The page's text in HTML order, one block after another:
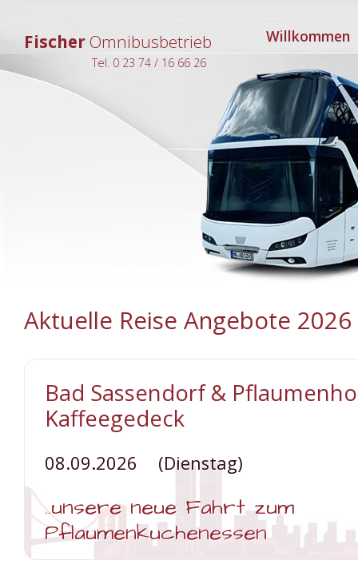
Fischer Omnibusbetrieb
Tel. 0 23 74 / 16 66 26
Navigation
überspringen
Willkommen
Aktuelle Reise Angebote 2026
Bad Sassendorf &
Kaffeegedeck
08.09.2026 (Dienstag)
..unsere neue Fahrt zum
Pflaumenkuchenessen